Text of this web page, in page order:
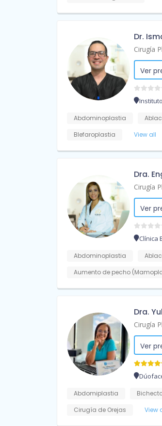
Dr.
Cirugía
Ver
Abdominoplastia
Blefaroplastia
View all
Dra.
Cirugía
Ver
Clínica
Abdominoplastia
Aumento de pecho
Dra.
Cirugía
Ver
Abdomiplastia
Cirugía de Orejas
View